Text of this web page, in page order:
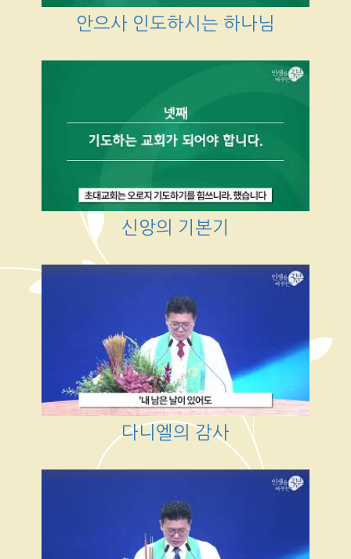
안으사 인도하시는 하나님
신앙의 기본기
다니엘의 감사